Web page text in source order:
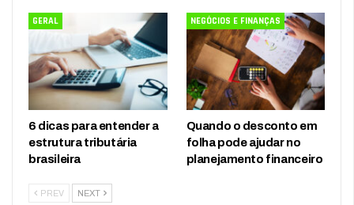
GERAL
6 dicas para entender a
estrutura tributária
brasileira
NEGÓCIOS E FINANÇAS
Quando o desconto em
folha pode ajudar no
planejamento financeiro
PREV NEXT